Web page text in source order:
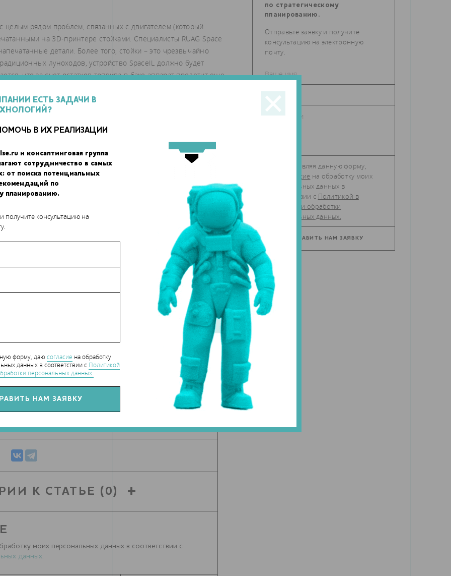
ЕСТЬ ЗАДАЧИ В
В ИХ РЕАЛИЗАЦИИ
и консалтинговая группа
сотрудничество в самых
от поиска потенциальных
по
планированию.
получите консультацию на
форму, даю согласие на обработку
данных в соответствии с Политикой
персональных данных.
целым рядом проблем, связанных с двигателем (который
на 3D-принтере стойками. Специалисты RUAG Space
детали. Более того, стойки – это чрезвычайно
луноходов, устройство SpaceIL должно будет
что за счет остатков топлива в баке аппарат пролетит еще
потребуется достичь поверхности Луны, преодолеть
в формате HD обратно на Землю – именно таковы
СТАТЬЕЙ С ДРУЗЬЯМИ
К СТАТЬЕ (0)
моих персональных данных в соответствии с
данных.
по стратегическому
планированию.
Отправьте заявку и получите
консультацию на электронную
почту.
Отправляя данную форму,
согласие
персональных данных в
соответствии с Политикой в
отношении обработки
персональных данных.